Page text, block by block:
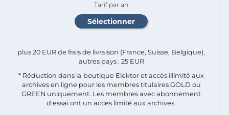
Tarif par an
plus 20 EUR de frais de livraison (France, Suisse, Belgique),
autres pays : 25 EUR
* Réduction dans la boutique Elektor et accès illimité aux
archives en ligne pour les membres titulaires GOLD ou
GREEN uniquement. Les membres avec abonnement
d'essai ont un accès limité aux archives.